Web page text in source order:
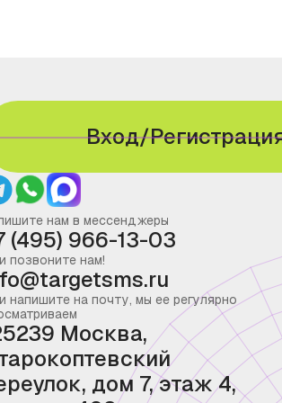
Вход/
нам в мессенджеры
(495) 966-13-03
позвоните нам!
напишите на почту, мы ее регулярно
Москва,
дом 7, этаж 4,